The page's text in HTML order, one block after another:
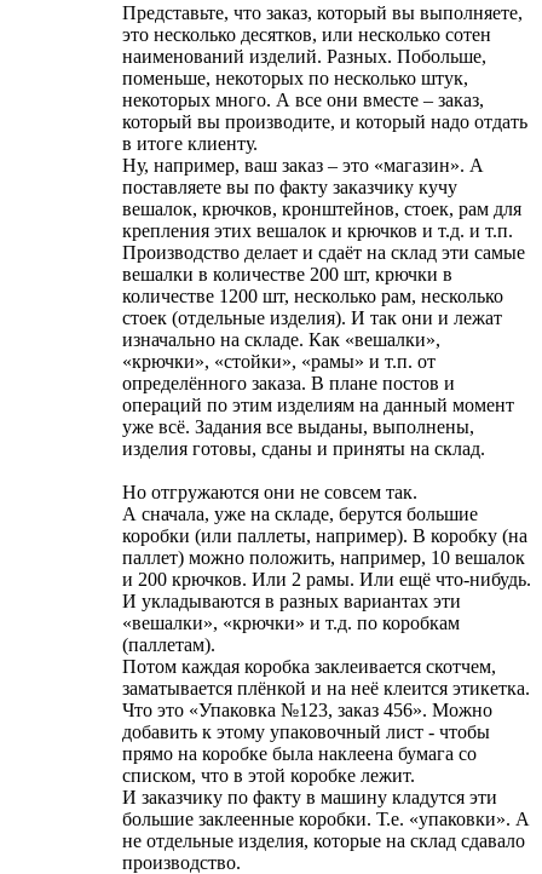
Представьте, что заказ, который вы выполняете,
это несколько десятков, или несколько сотен
наименований изделий. Разных. Побольше,
поменьше, некоторых по несколько штук,
некоторых много. А все они вместе – заказ,
который вы производите, и который надо отдать
в итоге клиенту.
Ну, например, ваш заказ – это «магазин». А
поставляете вы по факту заказчику кучу
вешалок, крючков, кронштейнов, стоек, рам для
крепления этих вешалок и крючков и т.д. и т.п.
Производство делает и сдаёт на склад эти самые
вешалки в количестве 200 шт, крючки в
количестве 1200 шт, несколько рам, несколько
стоек (отдельные изделия). И так они и лежат
изначально на складе. Как «вешалки»,
«крючки», «стойки», «рамы» и т.п. от
определённого заказа. В плане постов и
операций по этим изделиям на данный момент
уже всё. Задания все выданы, выполнены,
изделия готовы, сданы и приняты на склад.
Но отгружаются они не совсем так.
А сначала, уже на складе, берутся большие
коробки (или паллеты, например). В коробку (на
паллет) можно положить, например, 10 вешалок
и 200 крючков. Или 2 рамы. Или ещё что-нибудь.
И укладываются в разных вариантах эти
«вешалки», «крючки» и т.д. по коробкам
(паллетам).
Потом каждая коробка заклеивается скотчем,
заматывается плёнкой и на неё клеится этикетка.
Что это «Упаковка №123, заказ 456». Можно
добавить к этому упаковочный лист - чтобы
прямо на коробке была наклеена бумага со
списком, что в этой коробке лежит.
И заказчику по факту в машину кладутся эти
большие заклеенные коробки. Т.е. «упаковки». А
не отдельные изделия, которые на склад сдавало
производство.